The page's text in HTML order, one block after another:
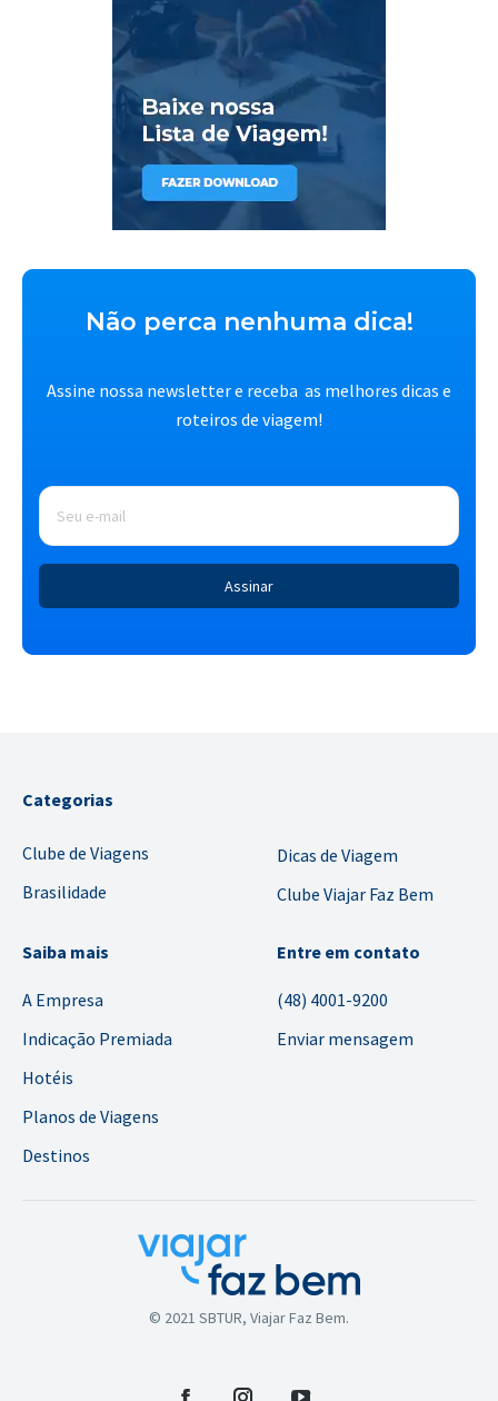
Não perca nenhuma dica!
Assine nossa newsletter e receba as melhores dicas e
roteiros de viagem!
E-
mail *
Categorias
Clube de Viagens
Brasilidade
Dicas de Viagem
Clube Viajar Faz Bem
Saiba mais
A Empresa
Indicação Premiada
Hotéis
Planos de Viagens
Destinos
Entre em contato
(48) 4001-9200
Enviar mensagem
© 2021 SBTUR, Viajar Faz Bem.